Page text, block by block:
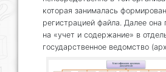
которая занималась
регистрацией файла. Далее она
на «учет и содержание» в
государственное ведомство